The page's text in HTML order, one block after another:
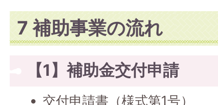
7 補助事業の流れ
【1】補助金交付申請
交付申請書（様式第1号）